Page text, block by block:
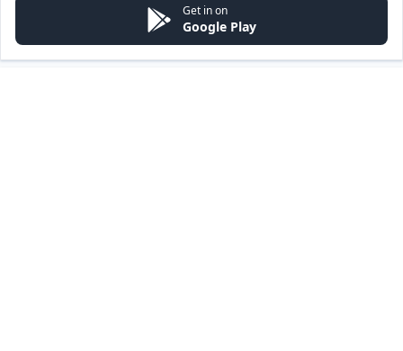
Get in on
Google Play